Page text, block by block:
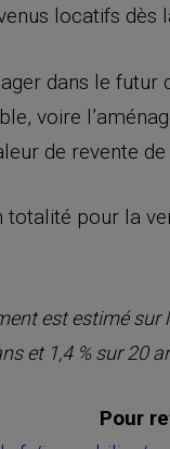
locatifs dès
dans le
voire
de revente de
totalité pour la
est estimé sur
et 1,4 % sur 20
Pour